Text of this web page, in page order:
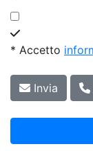
* Accetto
Invia